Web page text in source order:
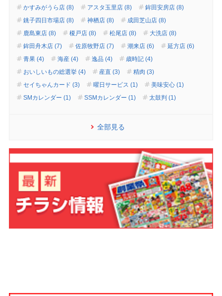
かすみがうら店 (8)
アスタ玉里店 (8)
鉾田安房店 (8)
銚子四日市場店 (8)
神栖店 (8)
成田芝山店 (8)
鹿島東店 (8)
榎戸店 (8) 松尾店 (8)
大洗店 (8)
鉾田舟木店 (7)
佐原牧野店 (7) 潮来店 (6)
延方店 (6)
青果 (4)
海産 (4) 逸品 (4)
歳時記 (4)
おいしいもの総選挙 (4)
産直 (3)
精肉 (3)
セイちゃんカード (3)
曜日サービス (1)
美味安心 (1)
SMカレンダー (1)
SSMカレンダー (1) 太鼓判 (1)
全部見る